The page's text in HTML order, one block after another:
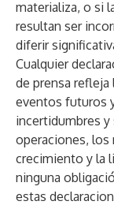
materializa, o si
resultan ser
diferir
Cualquier
de prensa refleja
eventos futuros
incertidumbres
operaciones, los
crecimiento y la
ninguna
estas